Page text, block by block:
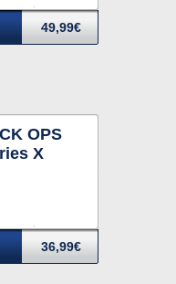
49,99€
OPS
X
36,99€